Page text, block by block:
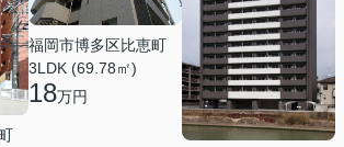
福岡市博多区比恵町
3LDK (69.78㎡)
18万円